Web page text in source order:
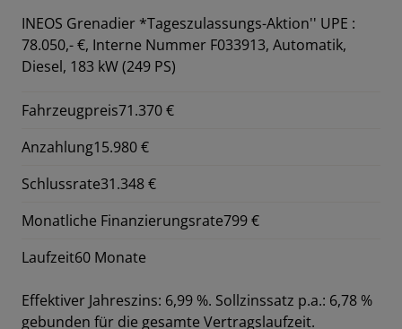
INEOS Grenadier *Tageszulassungs-Aktion'' UPE :
78.050,- €, Interne Nummer F033913, Automatik,
Diesel, 183 kW (249 PS)
Fahrzeugpreis71.370 €
Anzahlung15.980 €
Schlussrate31.348 €
Monatliche Finanzierungsrate799 €
Laufzeit60 Monate
Effektiver Jahreszins: 6,99 %. Sollzinssatz p.a.: 6,78 %
gebunden für die gesamte Vertragslaufzeit.